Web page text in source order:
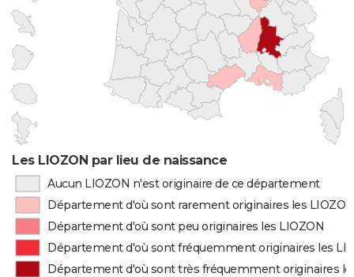
Les LIOZON par lieu de naissance
Aucun LIOZON n'est originaire de ce département
Département d'où sont rarement originaires les LIOZON
Département d'où sont peu originaires les LIOZON
Département d'où sont fréquemment originaires les
Département d'où sont très fréquemment originaires